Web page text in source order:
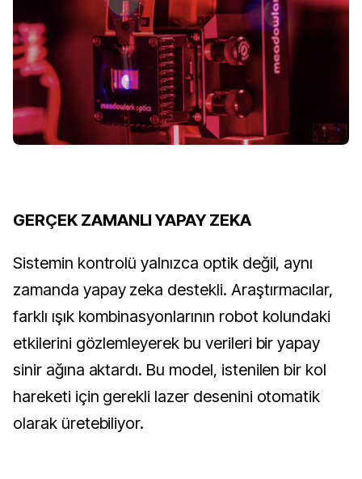
GERÇEK ZAMANLI YAPAY ZEKA
Sistemin kontrolü yalnızca optik değil, aynı
zamanda yapay zeka destekli. Araştırmacılar,
farklı ışık kombinasyonlarının robot kolundaki
etkilerini gözlemleyerek bu verileri bir yapay
sinir ağına aktardı. Bu model, istenilen bir kol
hareketi için gerekli lazer desenini otomatik
olarak üretebiliyor.